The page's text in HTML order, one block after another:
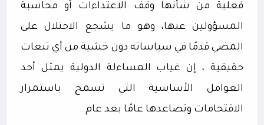
فعلية من شأنها وقف الاعتداءات أو محاسبة
المسؤولين عنها، وهو ما يشجع الاحتلال على
المضي قدمًا في سياساته دون خشية من أي تبعات
حقيقية ، إن غياب المساءلة الدولية يمثل أحد
العوامل الأساسية التي تسمح باستمرار
الاقتحامات وتصاعدها عامًا بعد عام.